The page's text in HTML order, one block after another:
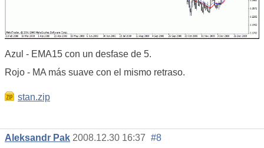
Azul - EMA15 con un desfase de 5.
Rojo - MA más suave con el mismo retraso.
stan.zip
Aleksandr Pak 2008.12.30 16:37 #8